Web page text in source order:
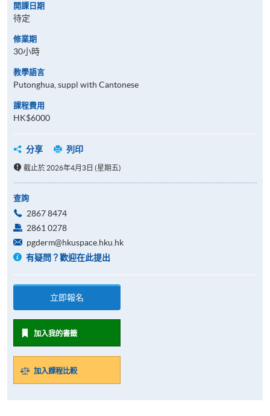
開課日期
待定
修業期
30小時
教學語言
Putonghua, suppl with Cantonese
課程費用
HK$6000
分享 列印
截止於 2026年4月3日 (星期五)
查詢
2867 8474
2861 0278
pgderm@hkuspace.hku.hk
有疑問？歡迎在此提出
立即報名
加入我的書籤
加入課程比較